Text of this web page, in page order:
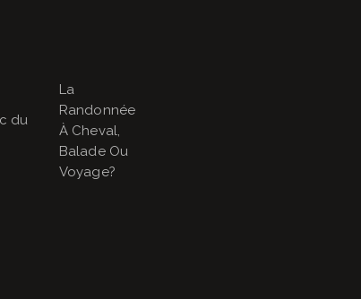
La
Randonnée
À Cheval,
Balade Ou
Voyage?